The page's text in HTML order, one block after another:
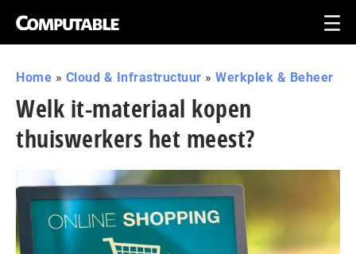
Home » Cloud & Infrastructuur » Werkplek & Beheer
Welk it-materiaal kopen
thuiswerkers het meest?